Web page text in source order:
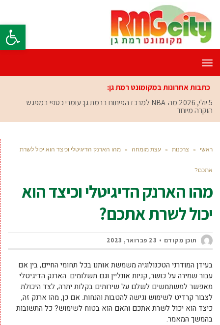
פתח
תפריט
כתבות אחרונות במקומונט רמת גן:
5 יולי, 2026
מה-NBA למרכז הפיתוח ברמת גן: עומרי כספי במפגש
הוקרה מיוחד
ראשי » צרכנות » עצת מומחה » מהו הארנק הדיגיטלי וכיצד הוא יכול לשרת
אתכם?
מהו הארנק הדיגיטלי וכיצד הוא
יכול לשרת אתכם?
תוכן מקודם 23 פברואר, 2023
בעידן המודרני הטכנולוגיה משמשת אותנו בכל תחומי החיים, בין אם
עבור שמירה על כושר, קניות אונליין וגם תשלומים. הארנק הדיגיטלי
מאפשר למשתמשים לשלם על שירותים בקלות יתרה, לצד היכולת
לצבור קרדיט לשימוש וגישה להטבות והנחות. אם כן, מהו ארנק זה,
כיצד הוא יכול לשרת אתכם והאם הוא בטוח לשימוש? כל התשובות
בהמשך המאמר.